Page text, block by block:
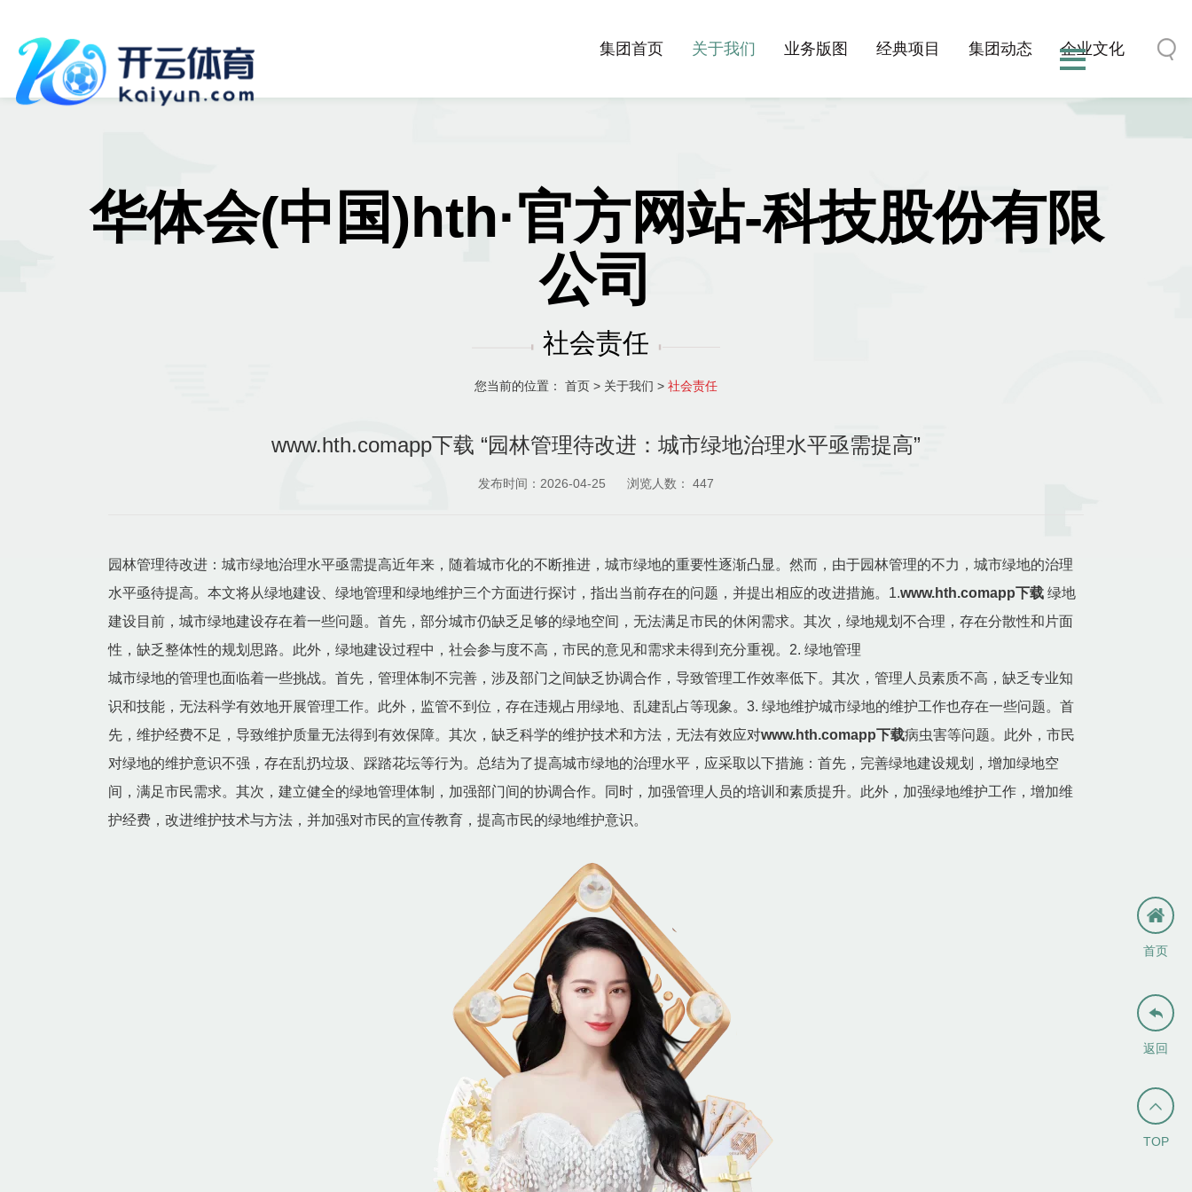
集团首页 关于我们 业务版图 经典项目 集团动态 企业文化
华体会(中国)hth·官方网站-科技股份有限
公司
社会责任
您当前的位置： 首页 > 关于我们 > 社会责任
www.hth.comapp下载 “园林管理待改进：城市绿地治理水平亟需提高”
发布时间：2026-04-25 浏览人数： 447
园林管理待改进：城市绿地治理水平亟需提高近年来，随着城市化的不断推进，城市绿地的重要性逐渐凸显。然而，由于园林管理的不力，城市绿地的治理
水平亟待提高。本文将从绿地建设、绿地管理和绿地维护三个方面进行探讨，指出当前存在的问题，并提出相应的改进措施。1.www.hth.comapp下载 绿地
建设目前，城市绿地建设存在着一些问题。首先，部分城市仍缺乏足够的绿地空间，无法满足市民的休闲需求。其次，绿地规划不合理，存在分散性和片面
性，缺乏整体性的规划思路。此外，绿地建设过程中，社会参与度不高，市民的意见和需求未得到充分重视。2. 绿地管理
城市绿地的管理也面临着一些挑战。首先，管理体制不完善，涉及部门之间缺乏协调合作，导致管理工作效率低下。其次，管理人员素质不高，缺乏专业知
识和技能，无法科学有效地开展管理工作。此外，监管不到位，存在违规占用绿地、乱建乱占等现象。3. 绿地维护城市绿地的维护工作也存在一些问题。首
先，维护经费不足，导致维护质量无法得到有效保障。其次，缺乏科学的维护技术和方法，无法有效应对www.hth.comapp下载病虫害等问题。此外，市民
对绿地的维护意识不强，存在乱扔垃圾、踩踏花坛等行为。总结为了提高城市绿地的治理水平，应采取以下措施：首先，完善绿地建设规划，增加绿地空
间，满足市民需求。其次，建立健全的绿地管理体制，加强部门间的协调合作。同时，加强管理人员的培训和素质提升。此外，加强绿地维护工作，增加维
护经费，改进维护技术与方法，并加强对市民的宣传教育，提高市民的绿地维护意识。
首页

TOP

返回